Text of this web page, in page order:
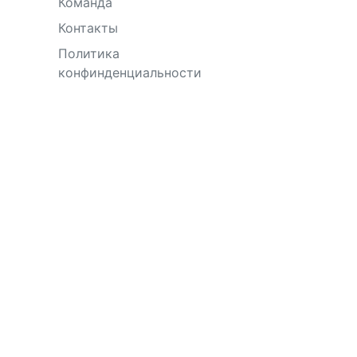
Контакты
Политика
конфинденциальности